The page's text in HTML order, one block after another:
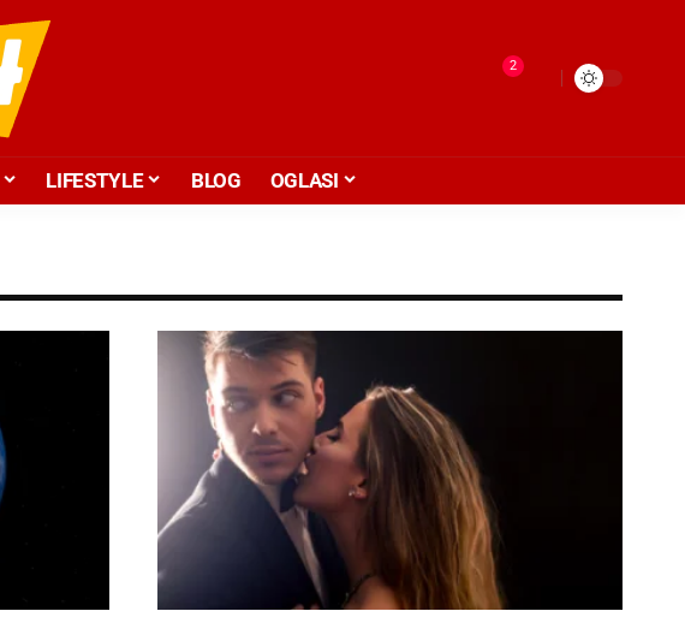
2
LIFESTYLE BLOG OGLASI